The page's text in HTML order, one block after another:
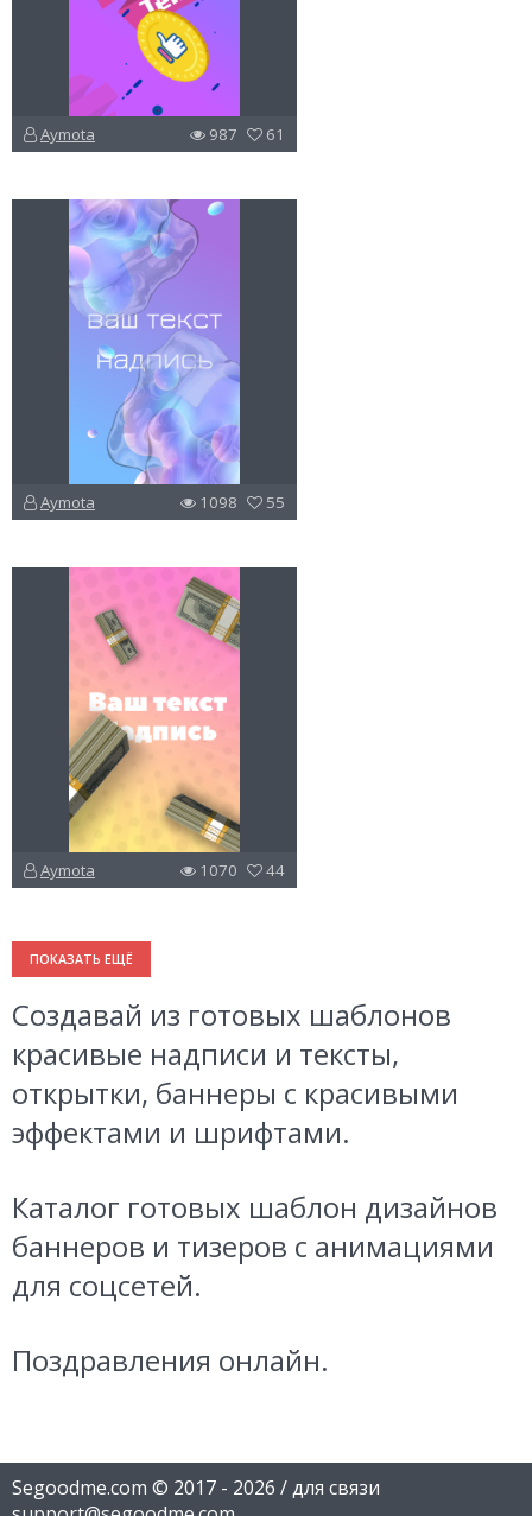
u Aymota v 987 l 61
u Aymota v 1098 l 55
u Aymota v 1070 l 44
ПОКАЗАТЬ ЕЩЁ
Создавай из готовых шаблонов
красивые надписи и тексты,
открытки, баннеры с красивыми
эффектами и шрифтами.
Каталог готовых шаблон дизайнов
баннеров и тизеров с анимациями
для соцсетей.
Поздравления онлайн.
Segoodme.com © 2017 - 2026 / для связи